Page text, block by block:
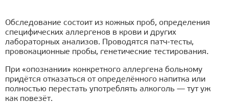
Обследование состоит из кожных проб, определения
специфических аллергенов в крови и других
лабораторных анализов. Проводятся патч-тесты,
провокационные пробы, генетические тестирования.
При «опознании» конкретного аллергена больному
придётся отказаться от определённого напитка или
полностью перестать употреблять алкоголь — тут уж
как повезёт.